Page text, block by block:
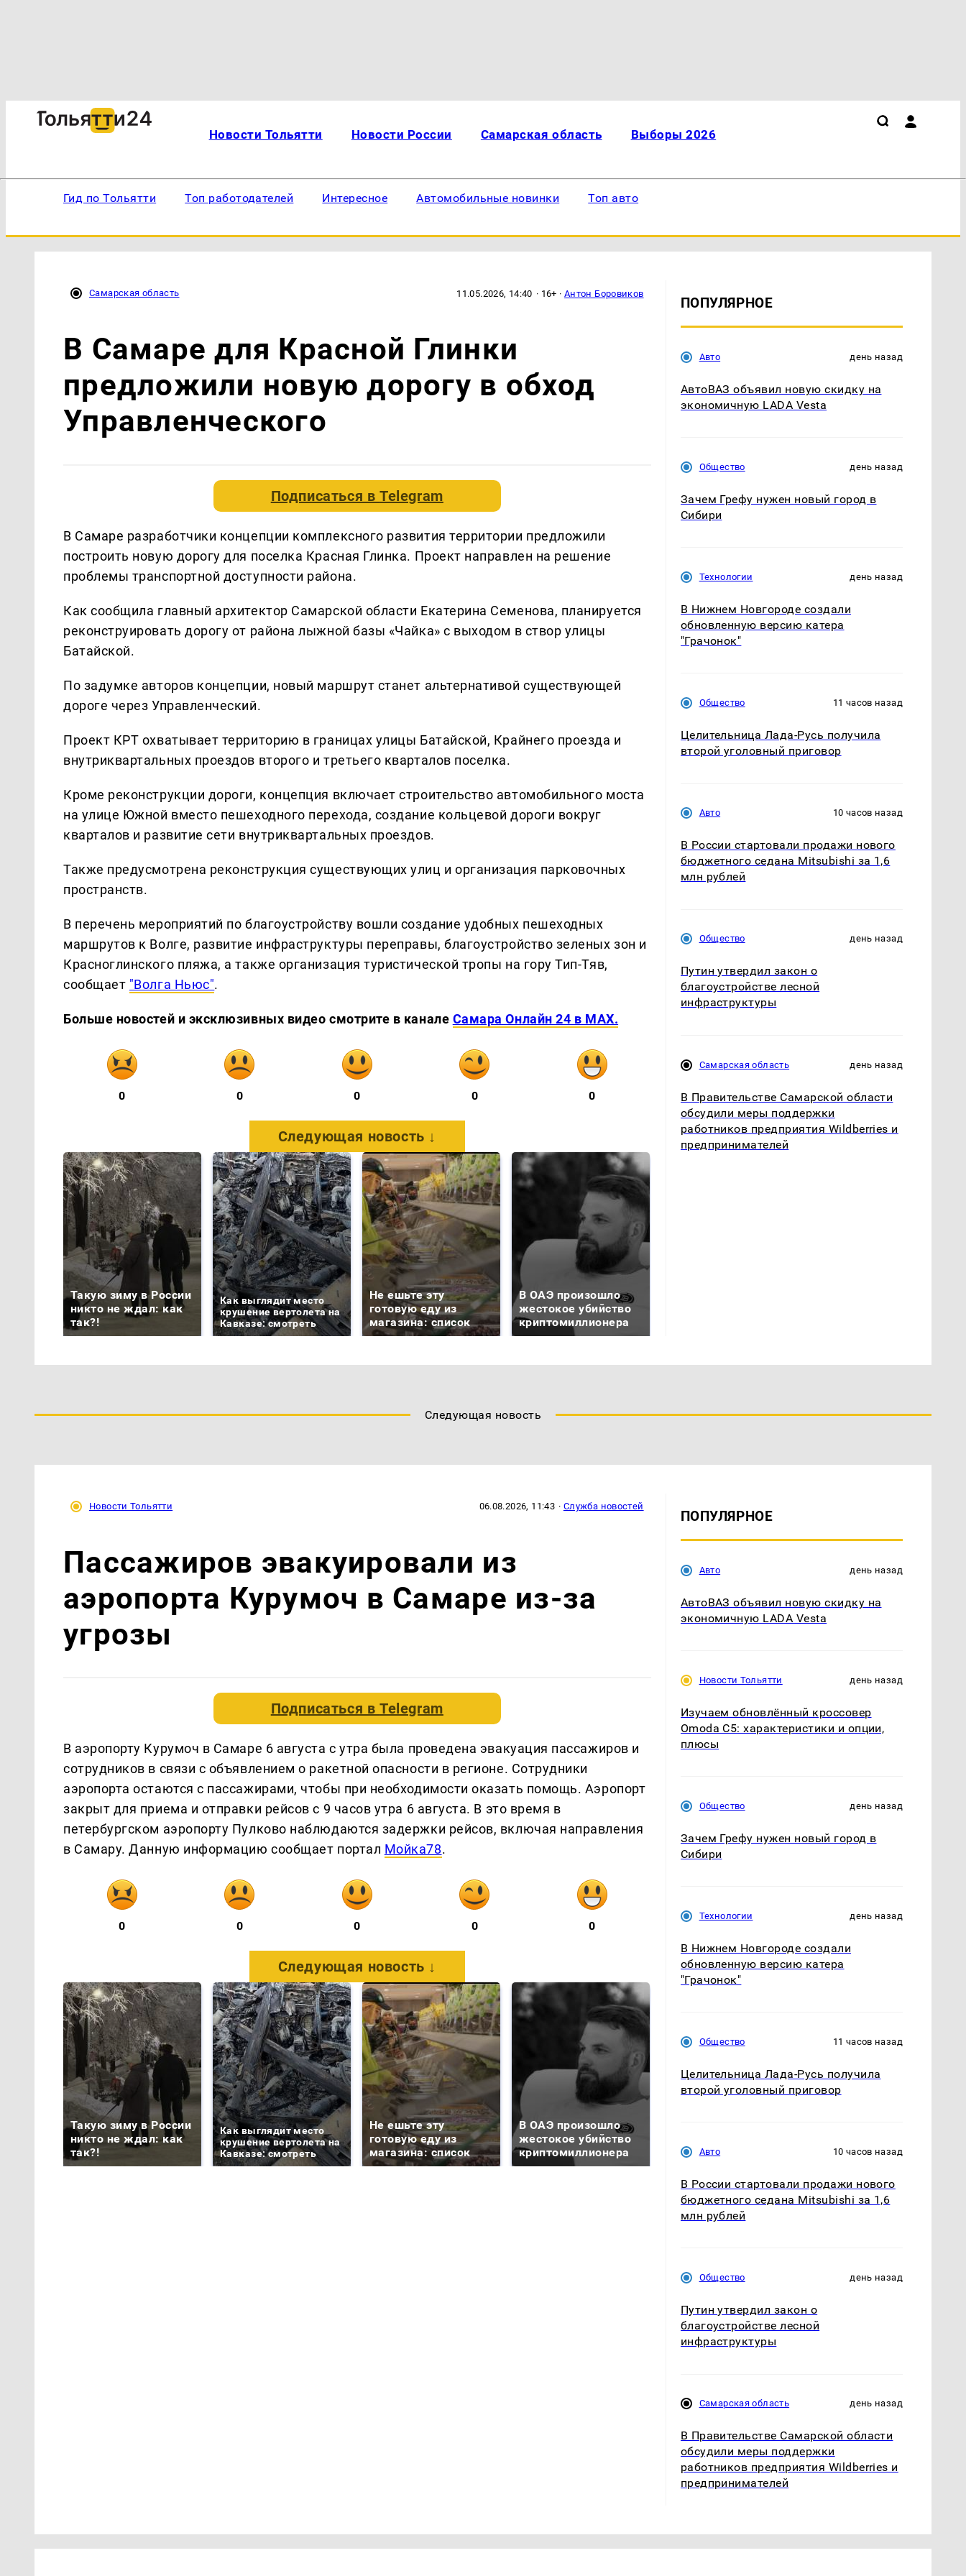
Новости Тольятти Новости России Самарская область Выборы 2026
Гид по Тольятти Топ работодателей Интересное Автомобильные новинки Топ авто
Самарская область 11.05.2026, 14:40 · 16+ · Антон Боровиков
В Самаре для Красной Глинки
предложили новую дорогу в обход
Управленческого
Подписаться вTelegram
В Самаре разработчики концепции комплексного развития территории предложили
построить новую дорогу для поселка Красная Глинка. Проект направлен на решение
проблемы транспортной доступности района.
Как сообщила главный архитектор Самарской области Екатерина Семенова, планируется
реконструировать дорогу от района лыжной базы «Чайка» с выходом в створ улицы
Батайской.
По задумке авторов концепции, новый маршрут станет альтернативой существующей
дороге через Управленческий.
Проект КРТ охватывает территорию в границах улицы Батайской, Крайнего проезда и
внутриквартальных проездов второго и третьего кварталов поселка.
Кроме реконструкции дороги, концепция включает строительство автомобильного моста
на улице Южной вместо пешеходного перехода, создание кольцевой дороги вокруг
кварталов и развитие сети внутриквартальных проездов.
Также предусмотрена реконструкция существующих улиц и организация парковочных
пространств.
В перечень мероприятий по благоустройству вошли создание удобных пешеходных
маршрутов к Волге, развитие инфраструктуры переправы, благоустройство зеленых зон и
Красноглинского пляжа, а также организация туристической тропы на гору Тип-Тяв,
сообщает "Волга Ньюс".
Больше новостей и эксклюзивных видео смотрите в канале Самара Онлайн 24 в MAX.
0 0 0 0 0
Следующая новость ↓
Такую зиму в России
никто не ждал: как
так?!
Как выглядит место
крушение вертолета на
Кавказе: смотреть
Не ешьте эту
готовую еду из
магазина: список
В ОАЭ произошло
жестокое убийство
криптомиллионера
ПОПУЛЯРНОЕ
Авто день назад
АвтоВАЗ объявил новую скидку на
экономичную LADA Vesta
Общество день назад
Зачем Грефу нужен новый город в
Сибири
Технологии день назад
В Нижнем Новгороде создали
обновленную версию катера
"Грачонок"
Общество 11 часов назад
Целительница Лада-Русь получила
второй уголовный приговор
Авто 10 часов назад
В России стартовали продажи нового
бюджетного седана Mitsubishi за 1,6
млн рублей
Общество день назад
Путин утвердил закон о
благоустройстве лесной
инфраструктуры
Самарская область день назад
В Правительстве Самарской области
обсудили меры поддержки
работников предприятия Wildberries и
предпринимателей
Следующая новость
Новости Тольятти 06.08.2026, 11:43 · Служба новостей
Пассажиров эвакуировали из
аэропорта Курумоч в Самаре из-за
угрозы
Подписаться вTelegram
В аэропорту Курумоч в Самаре 6 августа с утра была проведена эвакуация пассажиров и
сотрудников в связи с объявлением о ракетной опасности в регионе. Сотрудники
аэропорта остаются с пассажирами, чтобы при необходимости оказать помощь. Аэропорт
закрыт для приема и отправки рейсов с 9 часов утра 6 августа. В это время в
петербургском аэропорту Пулково наблюдаются задержки рейсов, включая направления
в Самару. Данную информацию сообщает портал Мойка78.
0 0 0 0 0
Следующая новость ↓
Такую зиму в России
никто не ждал: как
так?!
Как выглядит место
крушение вертолета на
Кавказе: смотреть
Не ешьте эту
готовую еду из
магазина: список
В ОАЭ произошло
жестокое убийство
криптомиллионера
ждать всем нам?
продукта: что купить?
ПОПУЛЯРНОЕ
Авто день назад
АвтоВАЗ объявил новую скидку на
экономичную LADA Vesta
Новости Тольятти день назад
Изучаем обновлённый кроссовер
Omoda C5: характеристики и опции,
плюсы
Общество день назад
Зачем Грефу нужен новый город в
Сибири
Технологии день назад
В Нижнем Новгороде создали
обновленную версию катера
"Грачонок"
Общество 11 часов назад
Целительница Лада-Русь получила
второй уголовный приговор
Авто 10 часов назад
В России стартовали продажи нового
бюджетного седана Mitsubishi за 1,6
млн рублей
Общество день назад
Путин утвердил закон о
благоустройстве лесной
инфраструктуры
Самарская область день назад
В Правительстве Самарской области
обсудили меры поддержки
работников предприятия Wildberries и
предпринимателей